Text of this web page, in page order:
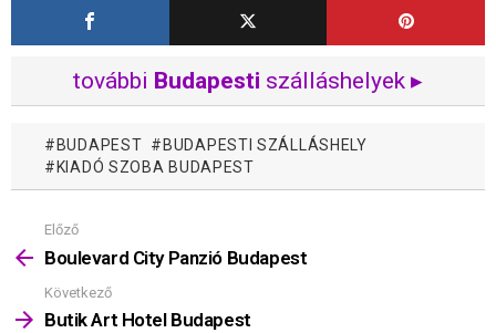
további Budapesti szálláshelyek ▸
BUDAPEST
BUDAPESTI SZÁLLÁSHELY
KIADÓ SZOBA BUDAPEST
Mutass
többet
Előző
Boulevard City Panzió Budapest
Következő
Butik Art Hotel Budapest